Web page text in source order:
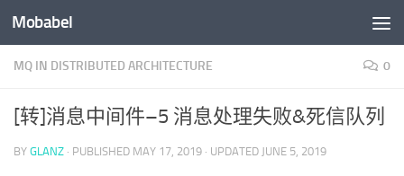
Skip to content
Mobabel
MQ IN DISTRIBUTED ARCHITECTURE 0
[转]消息中间件–5 消息处理失败&死信队列
BY GLANZ · PUBLISHED MAY 17, 2019 · UPDATED JUNE 5, 2019